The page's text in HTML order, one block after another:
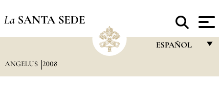
La SANTA SEDE
ESPAÑOL
ANGELUS 2008